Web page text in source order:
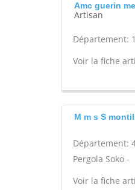
Amc guerin
Artisan
Département:
Voir la fiche
M m s S
Département:
Pergola Soko -
Voir la fiche